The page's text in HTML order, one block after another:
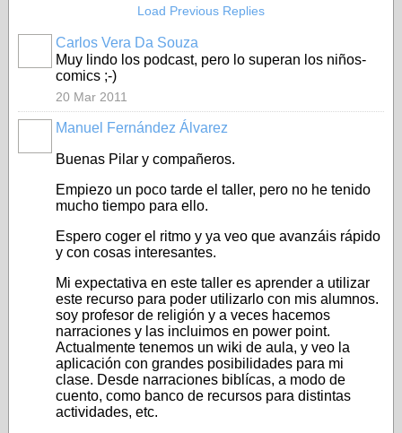
Load Previous Replies
Carlos Vera Da Souza
Muy lindo los podcast, pero lo superan los niños-
comics ;-)
20 Mar 2011
Manuel Fernández Álvarez
Buenas Pilar y compañeros.
Empiezo un poco tarde el taller, pero no he tenido
mucho tiempo para ello.
Espero coger el ritmo y ya veo que avanzáis rápido
y con cosas interesantes.
Mi expectativa en este taller es aprender a utilizar
este recurso para poder utilizarlo con mis alumnos.
soy profesor de religión y a veces hacemos
narraciones y las incluimos en power point.
Actualmente tenemos un wiki de aula, y veo la
aplicación con grandes posibilidades para mi
clase. Desde narraciones biblícas, a modo de
cuento, como banco de recursos para distintas
actividades, etc.